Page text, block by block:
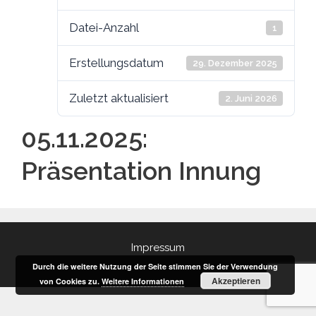
Datei-Anzahl 1
Erstellungsdatum 29. Dezember 2025
Zuletzt aktualisiert 2. Juni 2026
05.11.2025:
Präsentation Innung
Impressum
Durch die weitere Nutzung der Seite stimmen Sie der Verwendung
von Cookies zu.Weitere Informationen Akzeptieren